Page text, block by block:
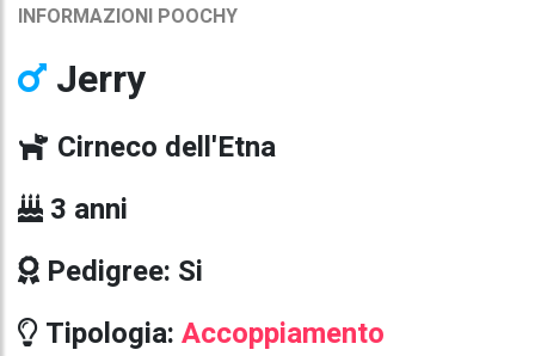
INFORMAZIONI POOCHY
Jerry
Cirneco dell'Etna
3 anni
Pedigree: Si
Tipologia: Accoppiamento